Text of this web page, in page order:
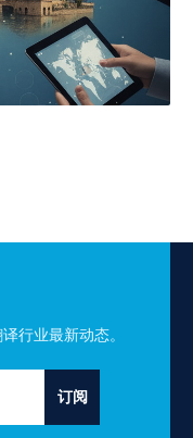
行业最新动态。
订阅